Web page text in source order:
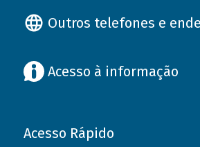
Outros telefones e
Acesso à informação
Acesso Rápido